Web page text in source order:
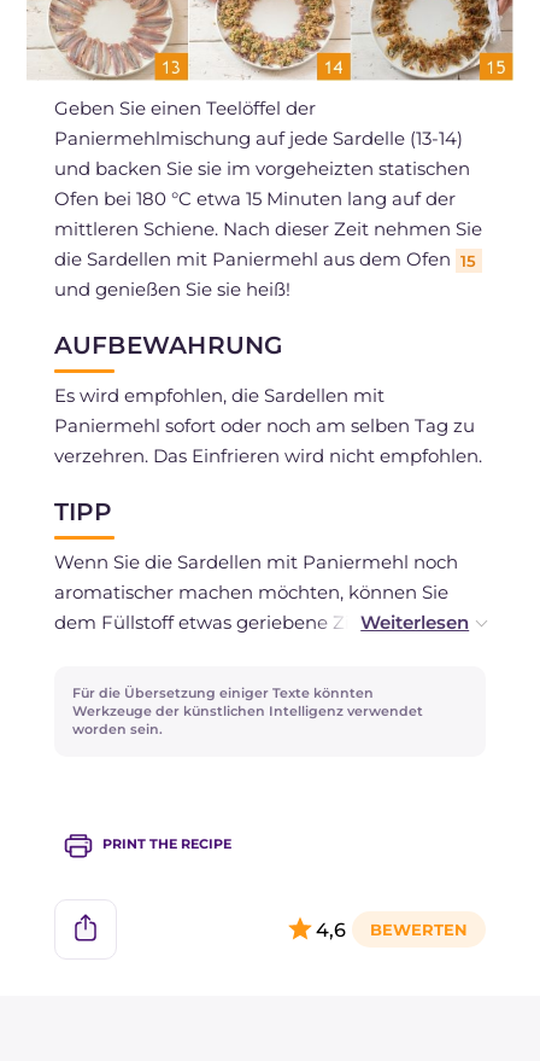
Geben Sie einen Teelöffel der
Paniermehlmischung auf jede Sardelle (13-14)
und backen Sie sie im vorgeheizten statischen
Ofen bei 180 °C etwa 15 Minuten lang auf der
mittleren Schiene. Nach dieser Zeit nehmen Sie
die Sardellen mit Paniermehl aus dem Ofen 15
und genießen Sie sie heiß!
AUFBEWAHRUNG
Es wird empfohlen, die Sardellen mit
Paniermehl sofort oder noch am selben Tag zu
verzehren. Das Einfrieren wird nicht empfohlen.
TIPP
Wenn Sie die Sardellen mit Paniermehl noch
aromatischer machen möchten, können Sie
dem Füllstoff etwas geriebene Zitrusschale
Hat Ihnen dieses Rezept gefallen? Probieren Sie
Für die Übersetzung einiger Texte könnten
Werkzeuge der künstlichen Intelligenz verwendet
worden sein.
PRINT THE RECIPE
4,6